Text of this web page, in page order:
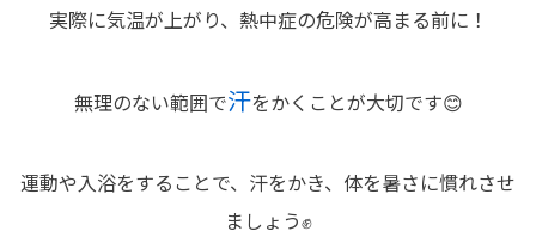
実際に気温が上がり、熱中症の危険が高まる前に！
無理のない範囲で汗をかくことが大切です😊
運動や入浴をすることで、汗をかき、体を暑さに慣れさせ
ましょう✊